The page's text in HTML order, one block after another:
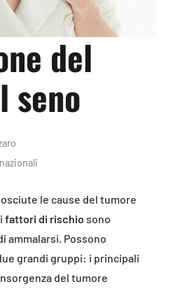
del
seno
le cause del tumore
fattori di rischio sono
ammalarsi. Possono
grandi gruppi: i principali
del tumore